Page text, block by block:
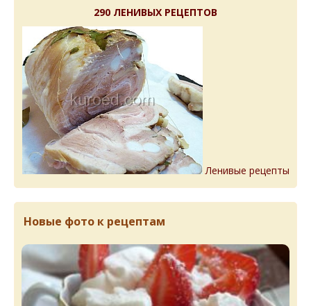
290 ЛЕНИВЫХ РЕЦЕПТОВ
Ленивые рецепты
Новые фото к рецептам